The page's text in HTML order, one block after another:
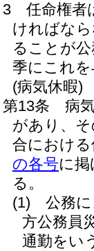
3
任命権者
ければな
ることが
季にこれ
(病気休暇)
第13条
病
があり、
合におけ
の各号に
る。
(1)
公務
方公務員
通勤をい